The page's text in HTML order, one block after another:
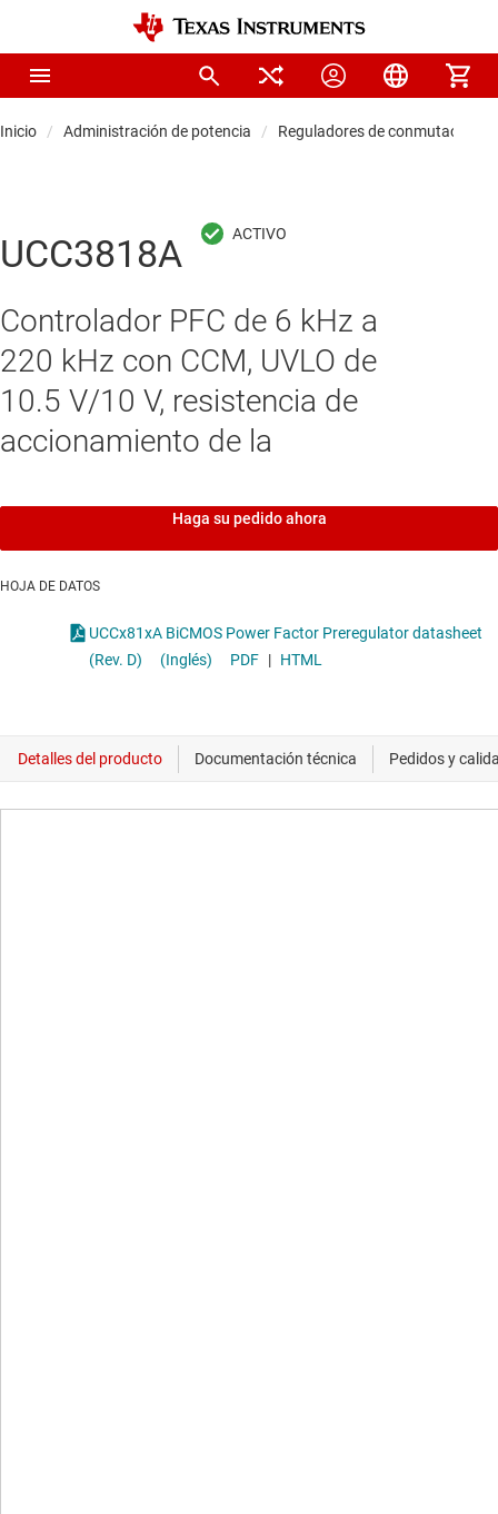
Inicio Administración de potencia Reguladores de conmutación
UCC3818A
Controlador PFC de 6 kHz a
220 kHz con CCM, UVLO de
10.5 V/10 V, resistencia de
accionamiento de la
Haga su pedido ahora
HOJA DE DATOS
UCCx81xA BiCMOS Power Factor Preregulator datasheet
(Rev. D)
(Inglés) PDF | HTML